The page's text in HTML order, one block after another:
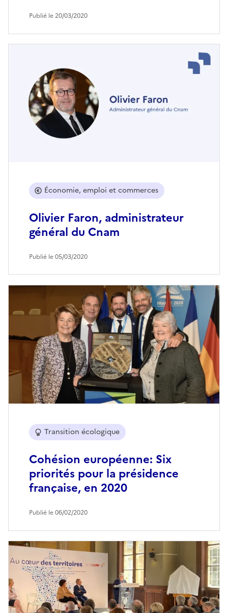
Publié le 20/03/2020
Olivier Faron, administrateur
général du Cnam
Économie, emploi et commerces
Publié le 05/03/2020
Cohésion européenne: Six
priorités pour la présidence
française, en 2020
Transition écologique
Publié le 06/02/2020